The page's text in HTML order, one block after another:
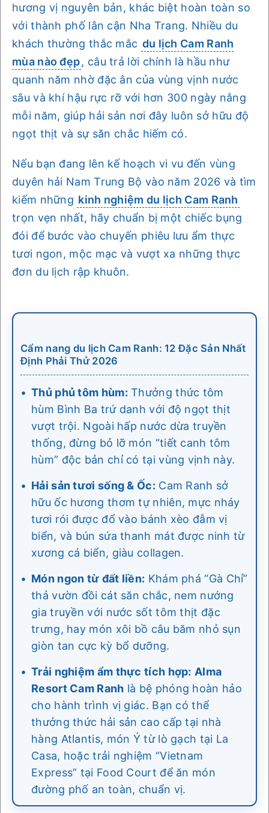
hương vị nguyên bản, khác biệt hoàn toàn so
với thành phố lân cận Nha Trang. Nhiều du
khách thường thắc mắc du lịch Cam Ranh
mùa nào đẹp, câu trả lời chính là hầu như
quanh năm nhờ đặc ân của vùng vịnh nước
sâu và khí hậu rực rỡ với hơn 300 ngày nắng
mỗi năm, giúp hải sản nơi đây luôn sở hữu độ
ngọt thịt và sự săn chắc hiếm có.
Nếu bạn đang lên kế hoạch vi vu đến vùng
duyên hải Nam Trung Bộ vào năm 2026 và tìm
kiếm những kinh nghiệm du lịch Cam Ranh
trọn vẹn nhất, hãy chuẩn bị một chiếc bụng
đói để bước vào chuyến phiêu lưu ẩm thực
tươi ngon, mộc mạc và vượt xa những thực
đơn du lịch rập khuôn.
Cẩm nang du lịch Cam Ranh: 12 Đặc Sản Nhất
Định Phải Thử 2026
Thủ phủ tôm hùm: Thưởng thức tôm
hùm Bình Ba trứ danh với độ ngọt thịt
vượt trội. Ngoài hấp nước dừa truyền
thống, đừng bỏ lỡ món “tiết canh tôm
hùm” độc bản chỉ có tại vùng vịnh này.
Hải sản tươi sống & Ốc: Cam Ranh sở
hữu ốc hương thơm tự nhiên, mực nháy
tươi rói được đổ vào bánh xèo đẫm vị
biển, và bún sứa thanh mát được ninh từ
xương cá biển, giàu collagen.
Món ngon từ đất liền: Khám phá “Gà Chỉ”
thả vườn đồi cát săn chắc, nem nướng
gia truyền với nước sốt tôm thịt đặc
trưng, hay món xôi bồ câu băm nhỏ sụn
giòn tan cực kỳ bổ dưỡng.
Trải nghiệm ẩm thực tích hợp: Alma
Resort Cam Ranh là bệ phóng hoàn hảo
cho hành trình vị giác. Bạn có thể
thưởng thức hải sản cao cấp tại nhà
hàng Atlantis, món Ý từ lò gạch tại La
Casa, hoặc trải nghiệm “Vietnam
Express” tại Food Court để ăn món
đường phố an toàn, chuẩn vị.